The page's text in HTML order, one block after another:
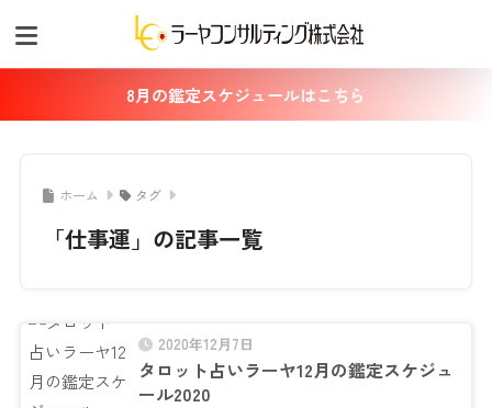
8月の鑑定スケジュールはこちら
ホーム タグ
「仕事運」の記事一覧
2020年12月7日
タロット占いラーヤ12月の鑑定スケジュ
ール2020